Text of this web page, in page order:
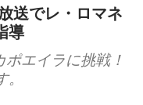
送でレ・ロマネ
導
ポエイラに挑戦！